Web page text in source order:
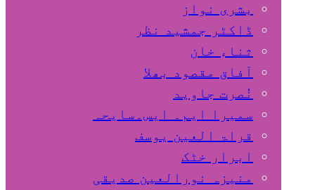
بشری نواز
ڈاکٹر جمشید نظر
ثناء خان
آفاق مقصود بھلا
نُصرت جاوید
سمیرا ایم۔ ایس۔سایحہ
قراۃ العین یوسف
ابرار خٹک
منیزہ نورالعین صدیقی